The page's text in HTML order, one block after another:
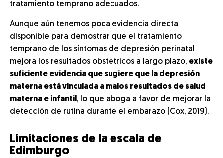
tratamiento temprano adecuados.
Aunque aún tenemos poca evidencia directa
disponible para demostrar que el tratamiento
temprano de los síntomas de depresión perinatal
mejora los resultados obstétricos a largo plazo, existe
suficiente evidencia que sugiere que la depresión
materna está vinculada a malos resultados de salud
materna e infantil , lo que aboga a favor de mejorar la
detección de rutina durante el embarazo (Cox, 2019).
Limitaciones de la escala de
Edimburgo